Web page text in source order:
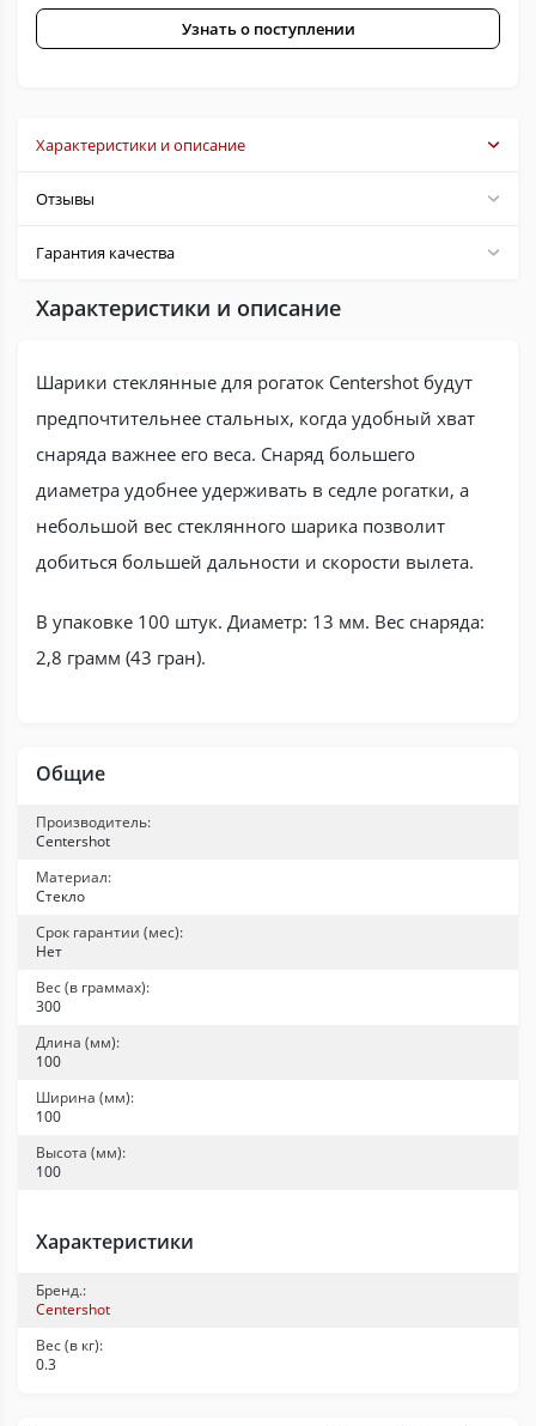
Узнать о поступлении
Характеристики и описание
Отзывы
Гарантия качества
Характеристики и описание
Шарики стеклянные для рогаток Centershot будут
предпочтительнее стальных, когда удобный хват
снаряда важнее его веса. Снаряд большего
диаметра удобнее удерживать в седле рогатки, а
небольшой вес стеклянного шарика позволит
добиться большей дальности и скорости вылета.
В упаковке 100 штук. Диаметр: 13 мм. Вес снаряда:
2,8 грамм (43 гран).
Общие
Производитель:
Centershot
Материал:
Стекло
Срок гарантии (мес):
Нет
Вес (в граммах):
300
Длина (мм):
100
Ширина (мм):
100
Высота (мм):
100
Характеристики
Бренд.:
Centershot
Вес (в кг):
0.3